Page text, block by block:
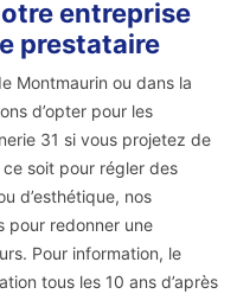
entreprise
prestataire
Montmaurin ou dans la
d’opter pour les
31 si vous projetez de
soit pour régler des
d’esthétique, nos
pour redonner une
Pour information, le
tous les 10 ans d’après